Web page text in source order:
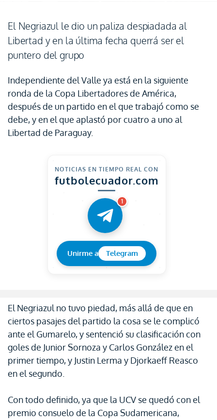
El Negriazul le dio un paliza despiadada al
Libertad y en la última fecha querrá ser el
puntero del grupo
Independiente del Valle ya está en la siguiente
ronda de la Copa Libertadores de América,
después de un partido en el que trabajó como se
debe, y en el que aplastó por cuatro a uno al
Libertad de Paraguay.
NOTICIAS EN TIEMPO REAL CON
futbolecuador.com
1
Unirme a Telegram
El Negriazul no tuvo piedad, más allá de que en
ciertos pasajes del partido la cosa se le complicó
ante el Gumarelo, y sentenció su clasificación con
goles de Junior Sornoza y Carlos González en el
primer tiempo, y Justin Lerma y Djorkaeff Reasco
en el segundo.
Con todo definido, ya que la UCV se quedó con el
premio consuelo de la Copa Sudamericana,